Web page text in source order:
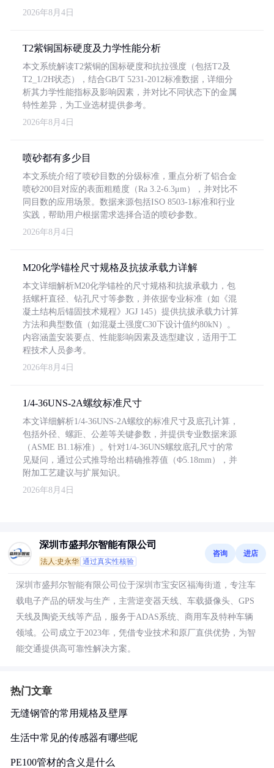
2026年8月4日
T2紫铜国标硬度及力学性能分析
本文系统解读T2紫铜的国标硬度和抗拉强度（包括T2及
T2_1/2H状态），结合GB/T 5231-2012标准数据，详细分
析其力学性能指标及影响因素，并对比不同状态下的金属
特性差异，为工业选材提供参考。
2026年8月4日
喷砂都有多少目
本文系统介绍了喷砂目数的分级标准，重点分析了铝合金
喷砂200目对应的表面粗糙度（Ra 3.2-6.3μm），并对比不
同目数的应用场景。数据来源包括ISO 8503-1标准和行业
实践，帮助用户根据需求选择合适的喷砂参数。
2026年8月4日
M20化学锚栓尺寸规格及抗拔承载力详解
本文详细解析M20化学锚栓的尺寸规格和抗拔承载力，包
括螺杆直径、钻孔尺寸等参数，并依据专业标准（如《混
凝土结构后锚固技术规程》JGJ 145）提供抗拔承载力计算
方法和典型数值（如混凝土强度C30下设计值约80kN）。
内容涵盖安装要点、性能影响因素及选型建议，适用于工
程技术人员参考。
2026年8月4日
1/4-36UNS-2A螺纹标准尺寸
本文详细解析1/4-36UNS-2A螺纹的标准尺寸及底孔计算，
包括外径、螺距、公差等关键参数，并提供专业数据来源
（ASME B1.1标准）。针对1/4-36UNS螺纹底孔尺寸的常
见疑问，通过公式推导给出精确推荐值（Φ5.18mm），并
附加工艺建议与扩展知识。
2026年8月4日
深圳市盛邦尔智能有限公司
法人:史永华 通过真实性核验
咨询 进店
深圳市盛邦尔智能有限公司位于深圳市宝安区福海街道，专注车
载电子产品的研发与生产，主营逆变器天线、车载摄像头、GPS
天线及陶瓷天线等产品，服务于ADAS系统、商用车及特种车辆
领域。公司成立于2023年，凭借专业技术和原厂直供优势，为智
能交通提供高可靠性解决方案。
热门文章
无缝钢管的常用规格及壁厚
生活中常见的传感器有哪些呢
PE100管材的含义是什么